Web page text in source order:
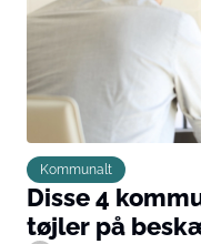
Kommunalt
Disse 4
tøjler på